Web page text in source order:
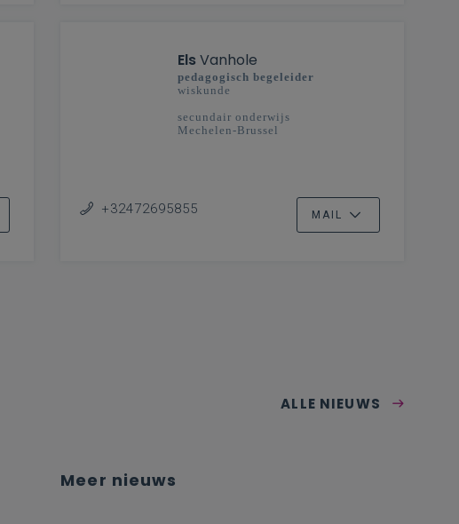
ElsVanhole
pedagogisch begeleider
wiskunde
secundair onderwijs
Mechelen-Brussel
+32472695855 MAIL
ALLE NIEUWS
Meer nieuws